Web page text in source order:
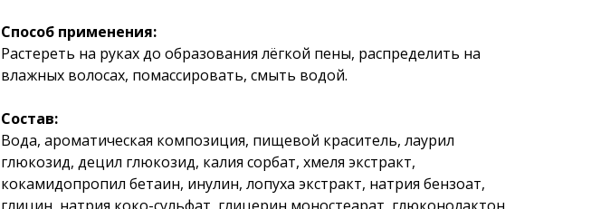
Способ применения:
Растереть на руках до образования лёгкой пены, распределить на
влажных волосах, помассировать, смыть водой.
Состав:
Вода, ароматическая композиция, пищевой краситель, лаурил
глюкозид, децил глюкозид, калия сорбат, хмеля экстракт,
кокамидопропил бетаин, инулин, лопуха экстракт, натрия бензоат,